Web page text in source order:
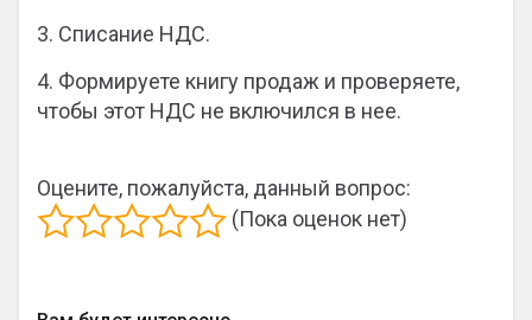
3. Списание НДС.
4. Формируете книгу продаж и проверяете,
чтобы этот НДС не включился в нее.
Оцените, пожалуйста, данный вопрос:
(Пока оценок нет)